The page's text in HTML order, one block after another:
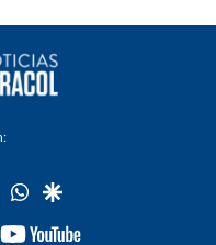
twitterwhatsapp
google
youtube-